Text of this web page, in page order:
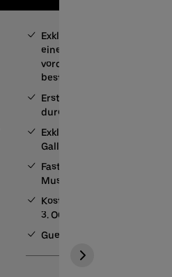
Exklusiver Sitzplatz in
einer der beiden
vordersten Reihen der
besten Kategorie
Erstklassiger Komfort
durch bequeme Sitze
Exklusiver Zugang zur
Gallery Bar
Fast Lane in die Uber Eats
Music Hall
Kostenfreie Garderobe im
3. OG
Guest Service